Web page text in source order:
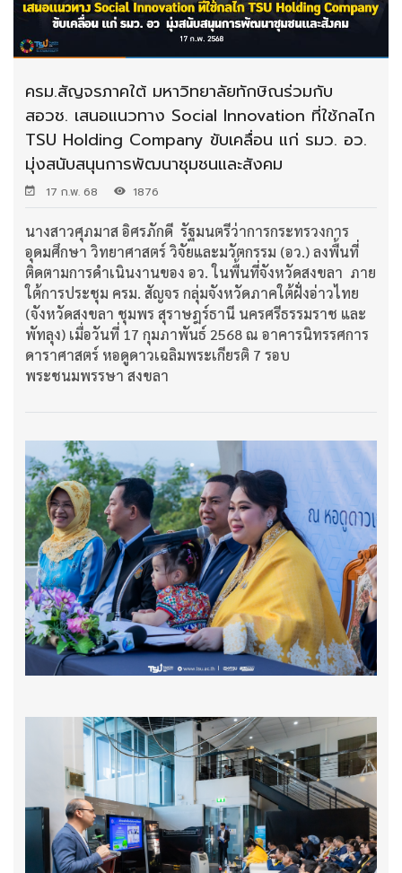
ครม.สัญจรภาคใต้ มหาวิทยาลัยทักษิณร่วมกับ
สอวช. เสนอแนวทาง Social Innovation ที่ใช้กลไก
TSU Holding Company ขับเคลื่อน แก่ รมว. อว.
มุ่งสนับสนุนการพัฒนาชุมชนและสังคม
17 ก.พ. 68 1876
นางสาวศุภมาส อิศรภักดี รัฐมนตรีว่าการกระทรวงการ
อุดมศึกษา วิทยาศาสตร์ วิจัยและมวัตกรรม (อว.) ลงพื้นที่
ติดตามการดำเนินงานของ อว. ในพื้นที่จังหวัดสงขลา ภาย
ใต้การประชุม ครม. สัญจร กลุ่มจังหวัดภาคใต้ฝั่งอ่าวไทย
(จังหวัดสงขลา ชุมพร สุราษฎร์ธานี นครศรีธรรมราช และ
พัทลุง) เมื่อวันที่ 17 กุมภาพันธ์ 2568 ณ อาคารนิทรรศการ
ดาราศาสตร์ หอดูดาวเฉลิมพระเกียรติ 7 รอบ
พระชนมพรรษา สงขลา